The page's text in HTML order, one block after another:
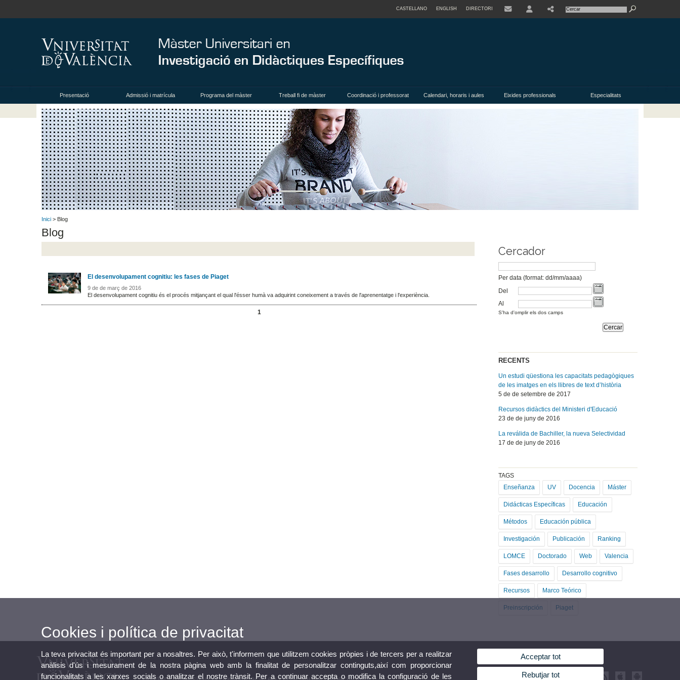
CASTELLANO ENGLISH DIRECTORI
Presentació Admissió i matrícula Programa del màster Treball fi de màster Coordinació i professorat Calendari, horaris i aules Eixides professionals Especialitats
Inici > Blog
Blog
El desenvolupament cognitiu: les fases de Piaget
9 de de març de 2016
El desenvolupament cognitiu és el procés mitjançant el qual l'ésser humà va adquirint coneixement a través de l'aprenentatge i l'experiència.
1
Cercador
Per data (format: dd/mm/aaaa)
Del
Al
S'ha d'omplir els dos camps
RECENTS
Un estudi qüestiona les capacitats pedagògiques
de les imatges en els llibres de text d’història
5 de de setembre de 2017
Recursos didàctics del Ministeri d'Educació
23 de de juny de 2016
La reválida de Bachiller, la nueva Selectividad
17 de de juny de 2016
TAGS
Enseñanza
UV Docencia Máster
Didácticas Específicas Educación
Métodos Educación pública
Investigación Publicación Ranking
LOMCE Doctorado Web Valencia
Fases desarrollo Desarrollo cognitivo
Recursos Marco Teórico
Preinscripción Piaget
Cookies i política de privacitat
La teva privacitat és important per a nosaltres. Per això, t'informem que utilitzem cookies pròpies i de tercers per a realitzar
anàlisis d'ús i mesurament de la nostra pàgina web amb la finalitat de personalitzar continguts,així com proporcionar
funcionalitats a les xarxes socials o analitzar el nostre trànsit. Per a continuar accepta o modifica la configuració de les
Acceptar tot
Rebutjar tot